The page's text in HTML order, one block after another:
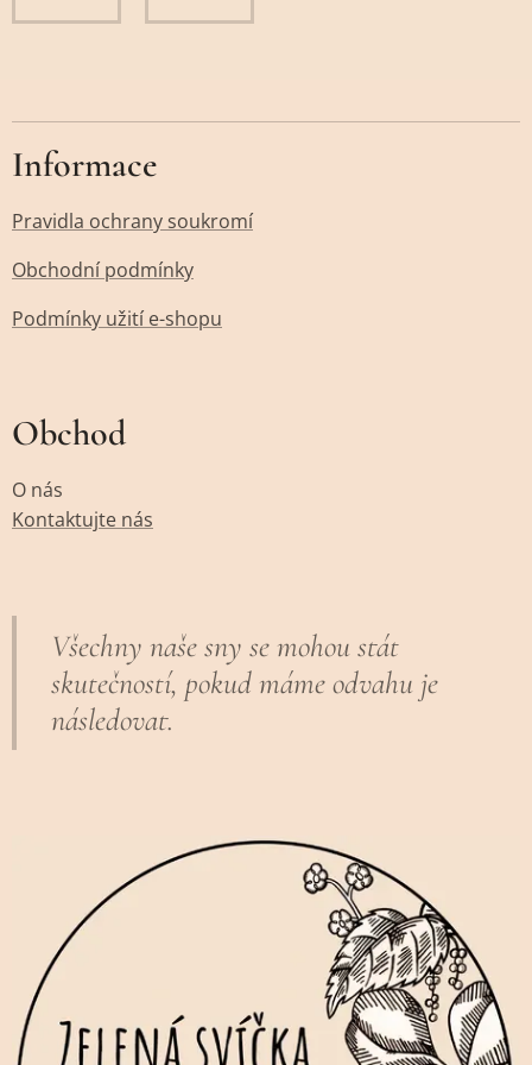
Informace
Pravidla ochrany soukromí
Obchodní podmínky
Podmínky užití e-shopu
Obchod
O nás
Kontaktujte nás
Všechny naše sny se mohou stát
skutečností, pokud máme odvahu je
následovat.